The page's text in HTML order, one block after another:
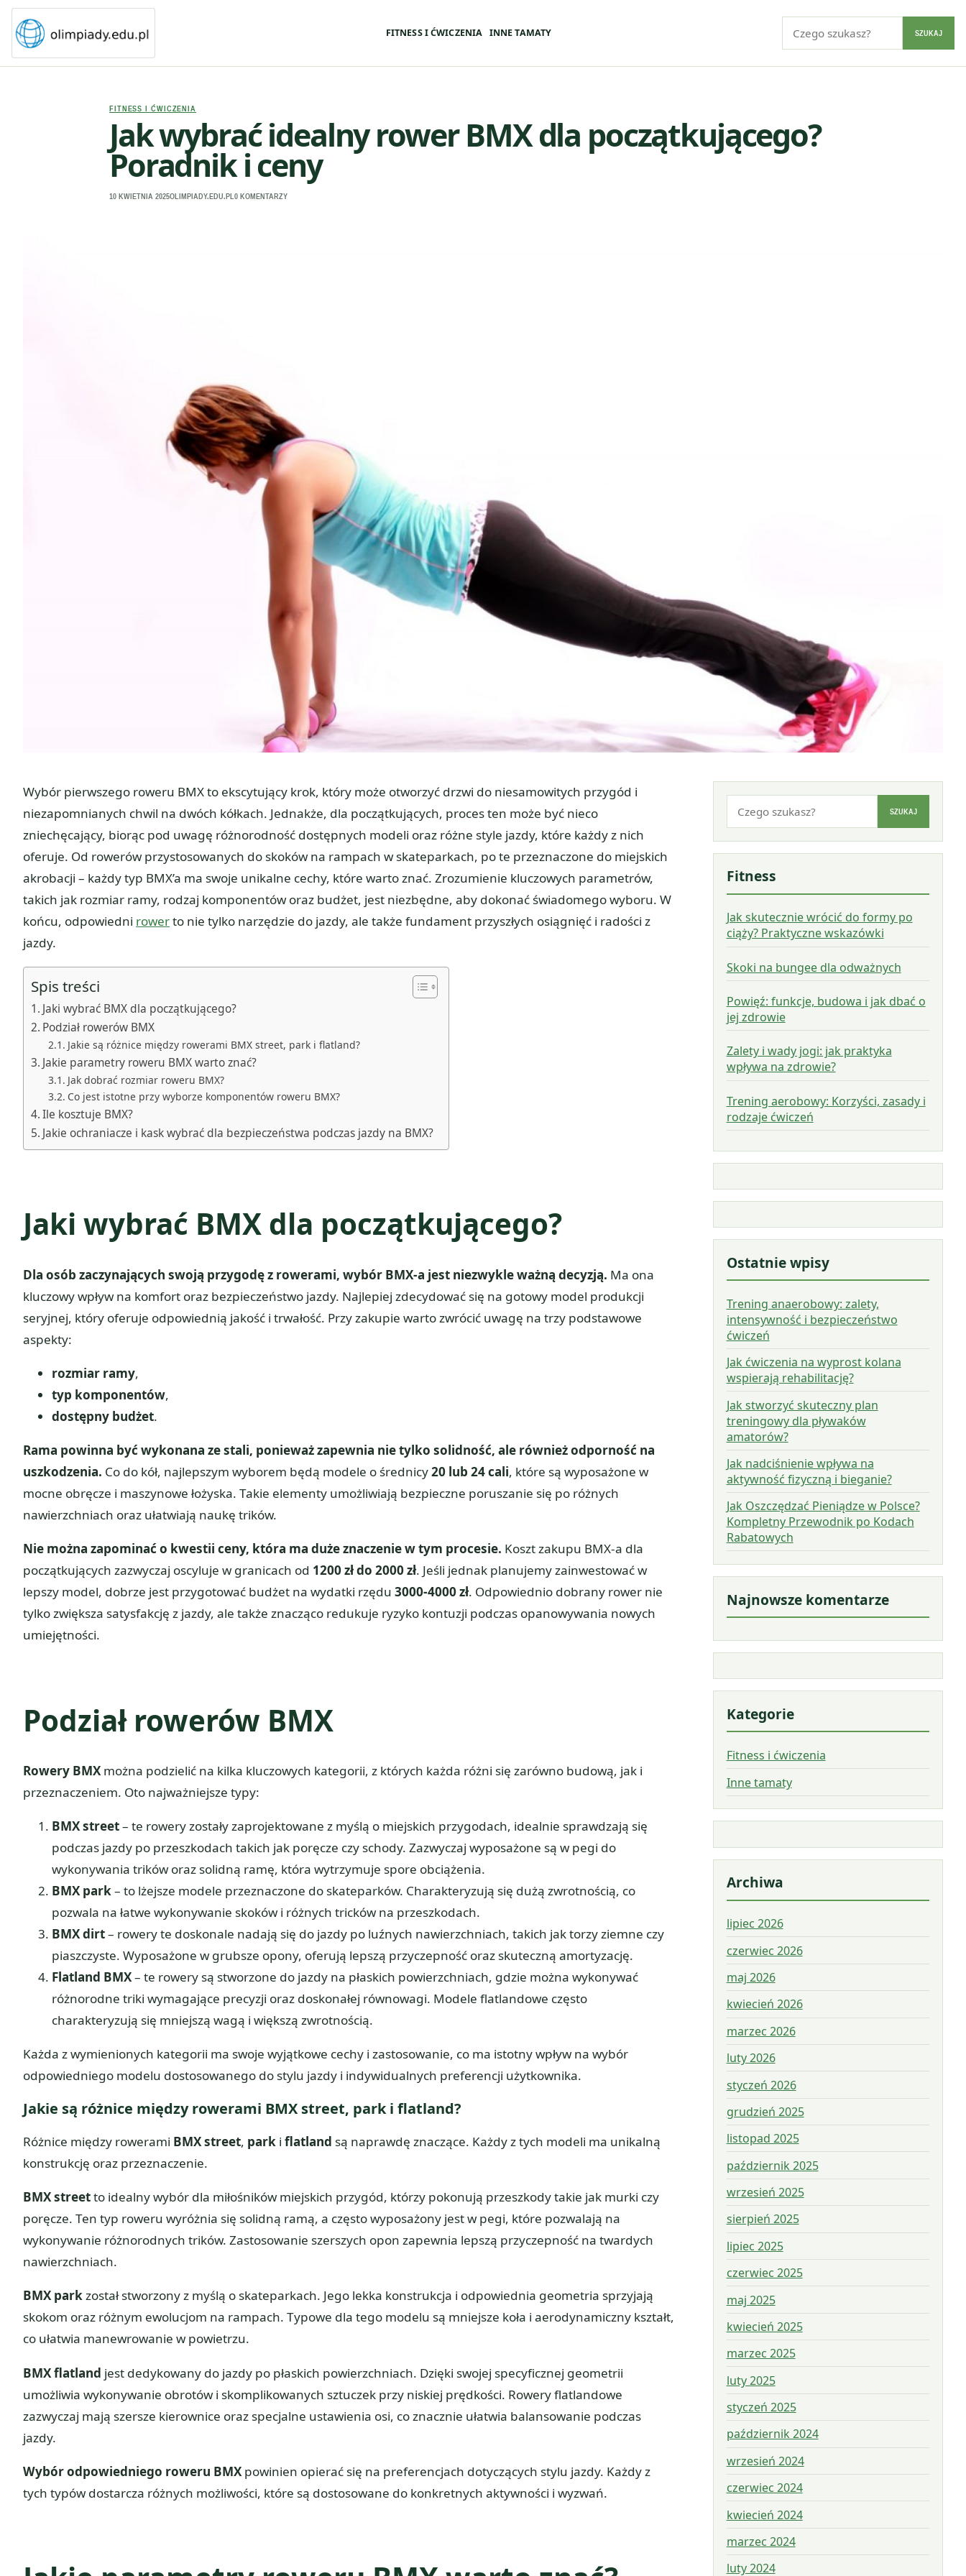
FITNESS I ĆWICZENIA INNE TAMATY SZUKAJ
FITNESS I ĆWICZENIA
Jak wybrać idealny rower BMX dla początkującego?
Poradnik i ceny
10 KWIETNIA 2025OLIMPIADY.EDU.PL 0 KOMENTARZY
Wybór pierwszego roweru BMX to ekscytujący krok, który może otworzyć drzwi do niesamowitych przygód i
niezapomnianych chwil na dwóch kółkach. Jednakże, dla początkujących, proces ten może być nieco
zniechęcający, biorąc pod uwagę różnorodność dostępnych modeli oraz różne style jazdy, które każdy z nich
oferuje. Od rowerów przystosowanych do skoków na rampach w skateparkach, po te przeznaczone do miejskich
akrobacji – każdy typ BMX’a ma swoje unikalne cechy, które warto znać. Zrozumienie kluczowych parametrów,
takich jak rozmiar ramy, rodzaj komponentów oraz budżet, jest niezbędne, aby dokonać świadomego wyboru. W
końcu, odpowiedni rowerto nie tylko narzędzie do jazdy, ale także fundament przyszłych osiągnięć i radości z
jazdy.
Spis treści
Jaki wybrać BMX dla początkującego?
Podział rowerów BMX
Jakie są różnice między rowerami BMX street, park i flatland?
Jakie parametry roweru BMX warto znać?
Jak dobrać rozmiar roweru BMX?
Co jest istotne przy wyborze komponentów roweru BMX?
Ile kosztuje BMX?
Jakie ochraniacze i kask wybrać dla bezpieczeństwa podczas jazdy na BMX?
Jaki wybrać BMX dla początkującego?
Dla osób zaczynających swoją przygodę z rowerami, wybór BMX-a jest niezwykle ważną decyzją. Ma ona
kluczowy wpływ na komfort oraz bezpieczeństwo jazdy. Najlepiej zdecydować się na gotowy model produkcji
seryjnej, który oferuje odpowiednią jakość i trwałość. Przy zakupie warto zwrócić uwagę na trzy podstawowe
aspekty:
rozmiar ramy,
typ komponentów,
dostępny budżet.
Rama powinna być wykonana ze stali, ponieważ zapewnia nie tylko solidność, ale również odporność na
uszkodzenia. Co do kół, najlepszym wyborem będą modele o średnicy20 lub 24 cali, które są wyposażone w
mocne obręcze i maszynowe łożyska. Takie elementy umożliwiają bezpieczne poruszanie się po różnych
nawierzchniach oraz ułatwiają naukę trików.
Nie można zapominać o kwestii ceny, która ma duże znaczenie w tym procesie. Koszt zakupu BMX-a dla
początkujących zazwyczaj oscyluje w granicach od 1200 zł do 2000 zł. Jeśli jednak planujemy zainwestować w
lepszy model, dobrze jest przygotować budżet na wydatki rzędu 3000-4000 zł. Odpowiednio dobrany rower nie
tylko zwiększa satysfakcję z jazdy, ale także znacząco redukuje ryzyko kontuzji podczas opanowywania nowych
umiejętności.
Podział rowerów BMX
Rowery BMXmożna podzielić na kilka kluczowych kategorii, z których każda różni się zarówno budową, jak i
przeznaczeniem. Oto najważniejsze typy:
BMX street– te rowery zostały zaprojektowane z myślą o miejskich przygodach, idealnie sprawdzają się
podczas jazdy po przeszkodach takich jak poręcze czy schody. Zazwyczaj wyposażone są w pegi do
wykonywania trików oraz solidną ramę, która wytrzymuje spore obciążenia.
BMX park– to lżejsze modele przeznaczone do skateparków. Charakteryzują się dużą zwrotnością, co
pozwala na łatwe wykonywanie skoków i różnych tricków na przeszkodach.
BMX dirt– rowery te doskonale nadają się do jazdy po luźnych nawierzchniach, takich jak torzy ziemne czy
piaszczyste. Wyposażone w grubsze opony, oferują lepszą przyczepność oraz skuteczną amortyzację.
Flatland BMX– te rowery są stworzone do jazdy na płaskich powierzchniach, gdzie można wykonywać
różnorodne triki wymagające precyzji oraz doskonałej równowagi. Modele flatlandowe często
charakteryzują się mniejszą wagą i większą zwrotnością.
Każda z wymienionych kategorii ma swoje wyjątkowe cechy i zastosowanie, co ma istotny wpływ na wybór
odpowiedniego modelu dostosowanego do stylu jazdy i indywidualnych preferencji użytkownika.
Jakie są różnice między rowerami BMX street, park i flatland?
Różnice między rowerami BMX street, park i flatland są naprawdę znaczące. Każdy z tych modeli ma unikalną
konstrukcję oraz przeznaczenie.
BMX streetto idealny wybór dla miłośników miejskich przygód, którzy pokonują przeszkody takie jak murki czy
poręcze. Ten typ roweru wyróżnia się solidną ramą, a często wyposażony jest w pegi, które pozwalają na
wykonywanie różnorodnych trików. Zastosowanie szerszych opon zapewnia lepszą przyczepność na twardych
nawierzchniach.
BMX parkzostał stworzony z myślą o skateparkach. Jego lekka konstrukcja i odpowiednia geometria sprzyjają
skokom oraz różnym ewolucjom na rampach. Typowe dla tego modelu są mniejsze koła i aerodynamiczny kształt,
co ułatwia manewrowanie w powietrzu.
BMX flatland jest dedykowany do jazdy po płaskich powierzchniach. Dzięki swojej specyficznej geometrii
umożliwia wykonywanie obrotów i skomplikowanych sztuczek przy niskiej prędkości. Rowery flatlandowe
zazwyczaj mają szersze kierownice oraz specjalne ustawienia osi, co znacznie ułatwia balansowanie podczas
jazdy.
Wybór odpowiedniego roweru BMXpowinien opierać się na preferencjach dotyczących stylu jazdy. Każdy z
tych typów dostarcza różnych możliwości, które są dostosowane do konkretnych aktywności i wyzwań.
SZUKAJ
Fitness
Jak skutecznie wrócić do formy po
ciąży? Praktyczne wskazówki
Skoki na bungee dla odważnych
Powięź: funkcje, budowa i jak dbać o
jej zdrowie
Zalety i wady jogi: jak praktyka
wpływa na zdrowie?
Trening aerobowy: Korzyści, zasady i
rodzaje ćwiczeń
Ostatnie wpisy
Trening anaerobowy: zalety,
intensywność i bezpieczeństwo
ćwiczeń
Jak ćwiczenia na wyprost kolana
wspierają rehabilitację?
Jak stworzyć skuteczny plan
treningowy dla pływaków
amatorów?
Jak nadciśnienie wpływa na
aktywność fizyczną i bieganie?
Jak Oszczędzać Pieniądze w Polsce?
Kompletny Przewodnik po Kodach
Rabatowych
Najnowsze komentarze
Kategorie
Fitness i ćwiczenia
Inne tamaty
Archiwa
lipiec 2026
czerwiec 2026
maj 2026
kwiecień 2026
marzec 2026
luty 2026
styczeń 2026
grudzień 2025
listopad 2025
październik 2025
wrzesień 2025
sierpień 2025
lipiec 2025
czerwiec 2025
maj 2025
kwiecień 2025
marzec 2025
luty 2025
styczeń 2025
październik 2024
wrzesień 2024
czerwiec 2024
kwiecień 2024
marzec 2024
luty 2024